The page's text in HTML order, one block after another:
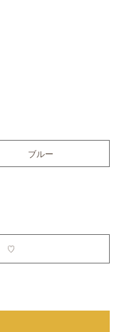
ブルー